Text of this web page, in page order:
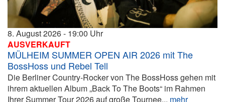
8. August 2026
19:00
AUSVERKAUFT
MÜLHEIM SUMMER OPEN AIR 2026 mit The
BossHoss und Rebel Tell
Die Berliner Country-Rocker von The BossHoss gehen mit
ihrem aktuellen Album „Back To The Boots“ im Rahmen
Ihrer Summer Tour 2026 auf große Tournee... mehr